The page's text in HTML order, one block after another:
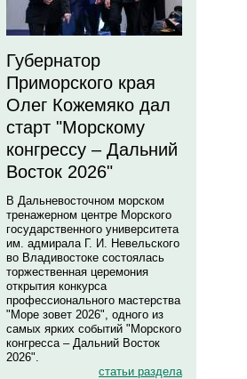
Губернатор
Приморского края
Олег Кожемяко дал
старт "Морскому
конгрессу – Дальний
Восток 2026"
В Дальневосточном морском
тренажерном центре Морского
государственного университета
им. адмирала Г. И. Невельского
во Владивостоке состоялась
торжественная церемония
открытия конкурса
профессионального мастерства
"Море зовет 2026", одного из
самых ярких событий "Морского
конгресса – Дальний Восток
2026".
статьи раздела